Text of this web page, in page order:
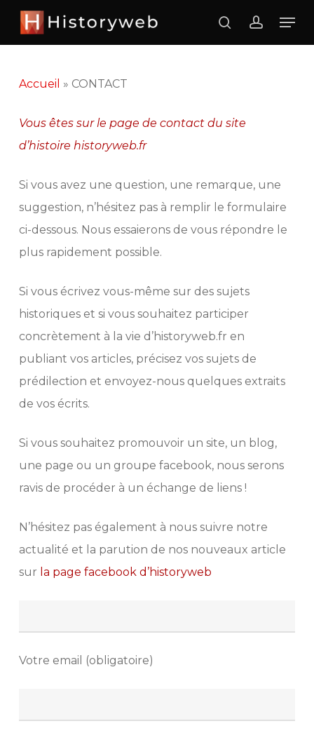
Skip
content
searchaccount
Accueil » CONTACT
Vous êtes sur le page de contact du site
d’histoire historyweb.fr
Si vous avez une question, une remarque, une
suggestion, n’hésitez pas à remplir le formulaire
ci-dessous. Nous essaierons de vous répondre le
plus rapidement possible.
Si vous écrivez vous-même sur des sujets
historiques et si vous souhaitez participer
concrètement à la vie d’historyweb.fr en
publiant vos articles, précisez vos sujets de
prédilection et envoyez-nous quelques extraits
de vos écrits.
Si vous souhaitez promouvoir un site, un blog,
une page ou un groupe facebook, nous serons
ravis de procéder à un échange de liens !
N’hésitez pas également à nous suivre notre
actualité et la parution de nos nouveaux article
sur la page facebook d’historyweb
Votre email (obligatoire)
Close